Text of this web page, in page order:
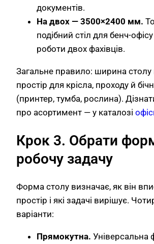
документів.
На двох — 3500×2400 мм.
подібний стіл для бенч-
роботи двох фахівців.
Загальне правило: ширина
простір для крісла, проходу й
(принтер, тумба, рослина).
про асортимент — у каталозі
Крок 3. Обрати
робочу задачу
Форма столу визначає, як він
простір і які задачі вирішує.
варіанти:
Прямокутна. Універсальна